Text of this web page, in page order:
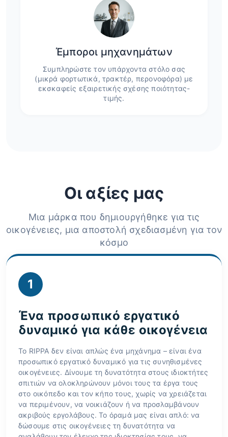
Έμποροι μηχανημάτων
Συμπληρώστε τον υπάρχοντα στόλο σας
(μικρά φορτωτικά, τρακτέρ, περονοφόρα) με
εκσκαφείς εξαιρετικής σχέσης ποιότητας-
τιμής.
Οι αξίες μας
Μια μάρκα που δημιουργήθηκε για τις
οικογένειες, μια αποστολή σχεδιασμένη για τον
κόσμο
1
Ένα προσωπικό εργατικό
δυναμικό για κάθε οικογένεια
Το RIPPA δεν είναι απλώς ένα μηχάνημα – είναι ένα
προσωπικό εργατικό δυναμικό για τις συνηθισμένες
οικογένειες. Δίνουμε τη δυνατότητα στους ιδιοκτήτες
σπιτιών να ολοκληρώνουν μόνοι τους τα έργα τους
στο οικόπεδο και τον κήπο τους, χωρίς να χρειάζεται
να περιμένουν, να νοικιάζουν ή να προσλαμβάνουν
ακριβούς εργολάβους. Το όραμά μας είναι απλό: να
δώσουμε στις οικογένειες τη δυνατότητα να